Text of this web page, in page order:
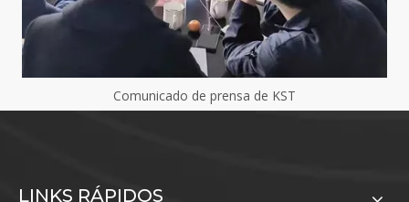
Comunicado de prensa de KST
LINKS RÁPIDOS